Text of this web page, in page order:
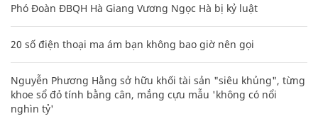
Phó Đoàn ĐBQH Hà Giang Vương Ngọc Hà bị kỷ luật
20 số điện thoại ma ám bạn không bao giờ nên gọi
Nguyễn Phương Hằng sở hữu khối tài sản "siêu khủng", từng
khoe sổ đỏ tính bằng cân, mắng cựu mẫu 'không có nổi
nghìn tỷ'